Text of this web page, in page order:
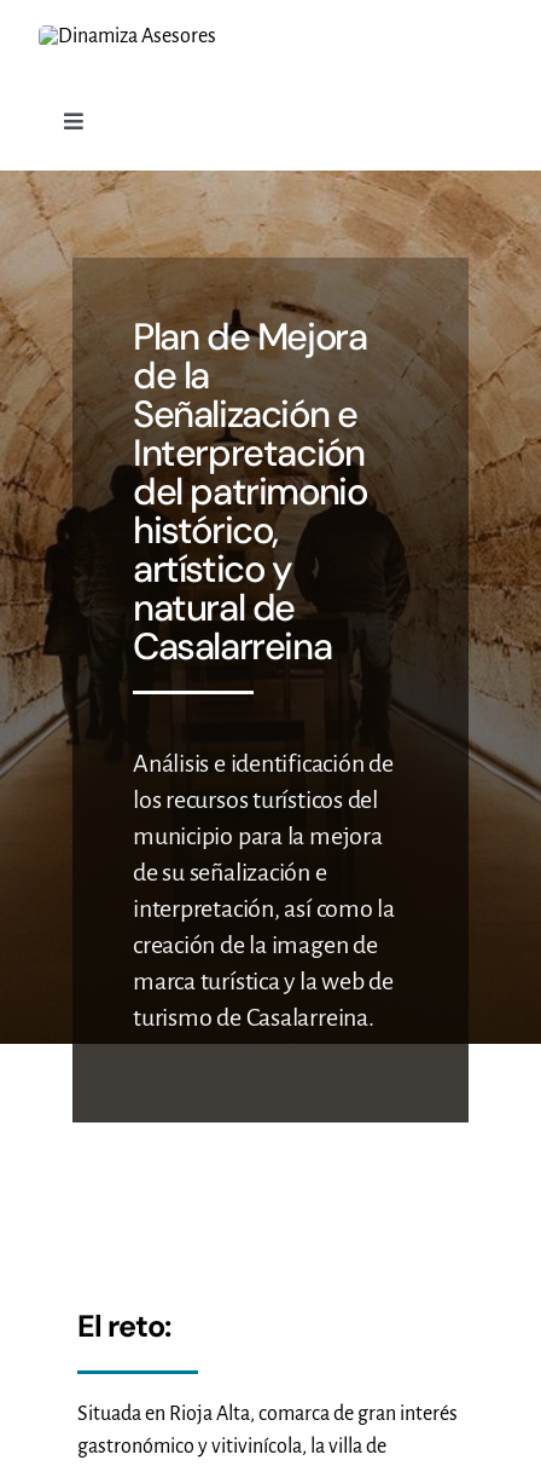
Toggle
Navigation
SERVICIOS
PROYECTOS
CLIENTES
DINAMIZA
BLOG
CONTACTO
Plan de Mejora
de la
Señalización e
Interpretación
del patrimonio
histórico,
artístico y
natural de
Casalarreina
Análisis e identificación de
los recursos turísticos del
municipio para la mejora
de su señalización e
interpretación, así como la
creación de la imagen de
marca turística y la web de
turismo de Casalarreina.
El reto:
Situada en Rioja Alta, comarca de gran interés
gastronómico y vitivinícola, la villa de